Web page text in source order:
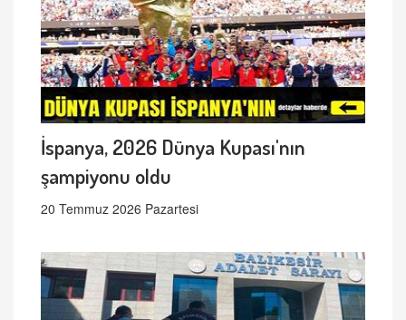
İspanya, 2026 Dünya Kupası'nın
şampiyonu oldu
20 Temmuz 2026 Pazartesi